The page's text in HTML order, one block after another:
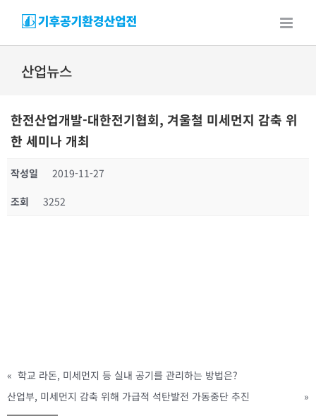
content
산업뉴스
한전산업개발-대한전기협회, 겨울철 미세먼지 감축 위
한 세미나 개최
작성일
2019-11-27
조회
3252
« 학교 라돈, 미세먼지 등 실내 공기를 관리하는 방법은?
산업부, 미세먼지 감축 위해 가급적 석탄발전 가동중단 추진
»